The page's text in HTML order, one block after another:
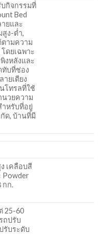
กิจกรรมที่
Bed
ยและ
ง-ต่ำ,
ตามความ
ดยเฉพาะ
งหลังและ
บที่ช่อง
ยเตียง
โทรลที่ใช้
นวยความ
ำหรับที่อยู่
ด, บ้านที่มี
เคลือบสี
Powder
กก.
25-60
ถปรับ
รับระดับ